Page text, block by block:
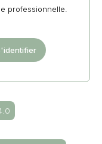
professionnelle.